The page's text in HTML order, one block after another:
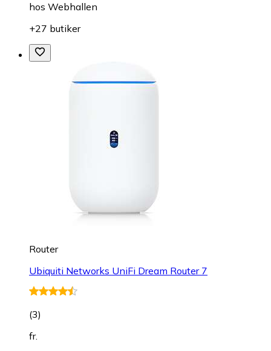
hos Webhallen
+27 butiker
Router
Ubiquiti Networks UniFi Dream Router 7
(3)
fr.